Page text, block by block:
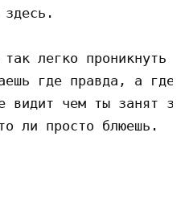
здесь.
легко проникнуть
где правда, а где
видит чем ты занят
ли просто блюешь.